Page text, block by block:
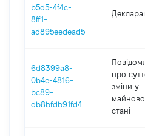
b5d5-4f4c-
8ff1-
ad895eedead5
6d8399a8-
0b4e-4816-
bc89-
db8bfdb91fd4
про
зміни y
стані